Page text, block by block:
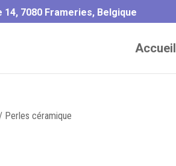
14, 7080 Frameries, Belgique
Accueil
Perles céramique